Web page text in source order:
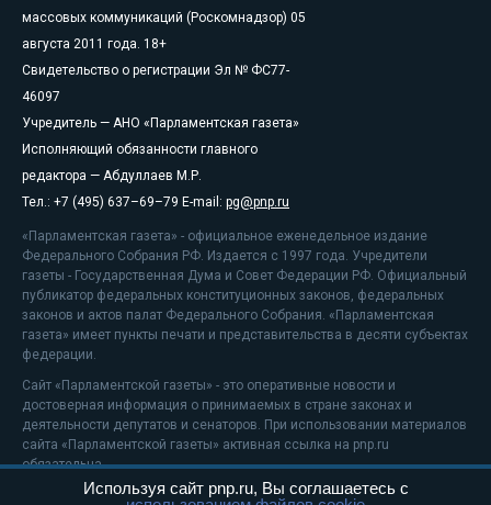
массовых коммуникаций (Роскомнадзор) 05
августа 2011 года. 18+
Свидетельство о регистрации Эл № ФС77-
46097
Учредитель — АНО «Парламентская газета»
Исполняющий обязанности главного
редактора — Абдуллаев М.Р.
Тел.: +7 (495) 637–69–79 E-mail: pg@pnp.ru
«Парламентская газета» - официальное еженедельное издание
Федерального Собрания РФ. Издается с 1997 года. Учредители
газеты - Государственная Дума и Совет Федерации РФ. Официальный
публикатор федеральных конституционных законов, федеральных
законов и актов палат Федерального Собрания. «Парламентская
газета» имеет пункты печати и представительства в десяти субъектах
федерации.
Сайт «Парламентской газеты» - это оперативные новости и
достоверная информация о принимаемых в стране законах и
деятельности депутатов и сенаторов. При использовании материалов
сайта «Парламентской газеты» активная ссылка на pnp.ru
обязательна.
На информационном ресурсе применяютсярекомендательные
Используя сайт pnp.ru, Вы соглашаетесь с